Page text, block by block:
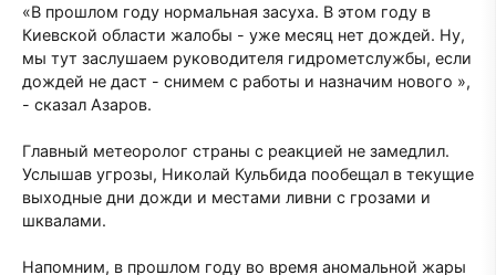
«В прошлом году нормальная засуха. В этом году в
Киевской области жалобы - уже месяц нет дождей. Ну,
мы тут заслушаем руководителя гидрометслужбы, если
дождей не даст - снимем с работы и назначим нового »,
- сказал Азаров.
Главный метеоролог страны с реакцией не замедлил.
Услышав угрозы, Николай Кульбида пообещал в текущие
выходные дни дожди и местами ливни с грозами и
шквалами.
Напомним, в прошлом году во время аномальной жары